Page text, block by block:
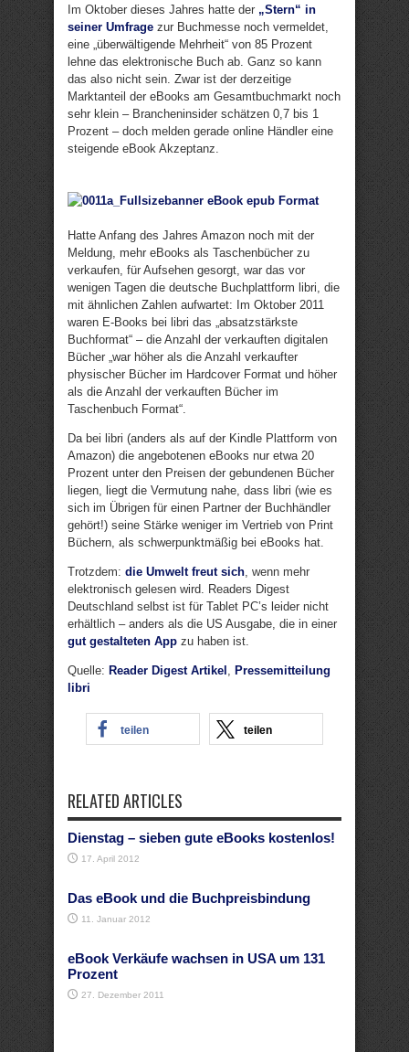
Im Oktober dieses Jahres hatte der „Stern“ in
seiner Umfrage zur Buchmesse noch vermeldet,
eine „überwältigende Mehrheit“ von 85 Prozent
lehne das elektronische Buch ab. Ganz so kann
das also nicht sein. Zwar ist der derzeitige
Marktanteil der eBooks am Gesamtbuchmarkt noch
sehr klein – Brancheninsider schätzen 0,7 bis 1
Prozent – doch melden gerade online Händler eine
steigende eBook Akzeptanz.
Hatte Anfang des Jahres Amazon noch mit der
Meldung, mehr eBooks als Taschenbücher zu
verkaufen, für Aufsehen gesorgt, war das vor
wenigen Tagen die deutsche Buchplattform libri, die
mit ähnlichen Zahlen aufwartet: Im Oktober 2011
waren E-Books bei libri das „absatzstärkste
Buchformat“ – die Anzahl der verkauften digitalen
Bücher „war höher als die Anzahl verkaufter
physischer Bücher im Hardcover Format und höher
als die Anzahl der verkauften Bücher im
Taschenbuch Format“.
Da bei libri (anders als auf der Kindle Plattform von
Amazon) die angebotenen eBooks nur etwa 20
Prozent unter den Preisen der gebundenen Bücher
liegen, liegt die Vermutung nahe, dass libri (wie es
sich im Übrigen für einen Partner der Buchhändler
gehört!) seine Stärke weniger im Vertrieb von Print
Büchern, als schwerpunktmäßig bei eBooks hat.
Trotzdem: die Umwelt freut sich, wenn mehr
elektronisch gelesen wird. Readers Digest
Deutschland selbst ist für Tablet PC’s leider nicht
erhältlich – anders als die US Ausgabe, die in einer
gut gestalteten App zu haben ist.
Quelle: Reader Digest Artikel , Pressemitteilung
libri
teilen teilen
RELATED ARTICLES
Dienstag – sieben gute eBooks kostenlos!
17. April 2012
Das eBook und die Buchpreisbindung
11. Januar 2012
eBook Verkäufe wachsen in USA um 131
Prozent
27. Dezember 2011